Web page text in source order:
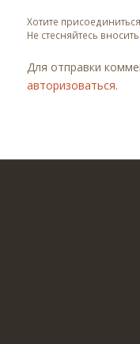
Хотите
Не стесняйтесь
Для отправки
авторизоваться.